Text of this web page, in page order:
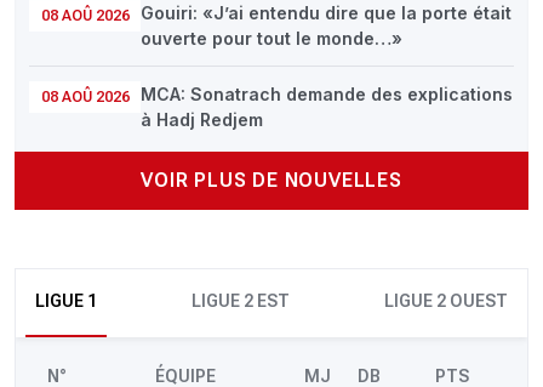
08 AOÛ 2026
Gouiri: «J’ai entendu dire que la porte était
ouverte pour tout le monde…»
08 AOÛ 2026
MCA: Sonatrach demande des explications
à Hadj Redjem
VOIR PLUS DE NOUVELLES
LIGUE 1 LIGUE 2 EST LIGUE 2 OUEST
N° ÉQUIPE MJ DB PTS